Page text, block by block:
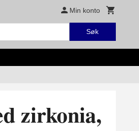
Min konto
Søk
zirkonia,